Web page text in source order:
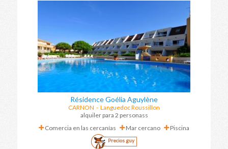
Résidence Goélia Aguylène
CARNON - Languedoc Roussillon
alquiler para 2 personass
Comercia en las cercanías
Mar cercano Piscina
Precios guy